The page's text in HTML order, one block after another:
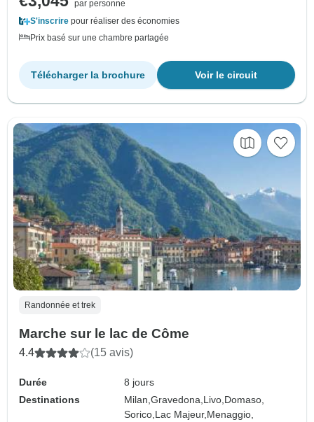
par personne
S'inscrire pour réaliser des économies
Prix basé sur une chambre partagée
Voir le circuit
Télécharger la brochure
Randonnée et trek
Marche sur le lac de Côme
4.4 (15 avis)
Durée
8 jours
Destinations
Milan,Gravedona, Livo, Domaso,
Sorico, Lac Majeur, Menaggio,